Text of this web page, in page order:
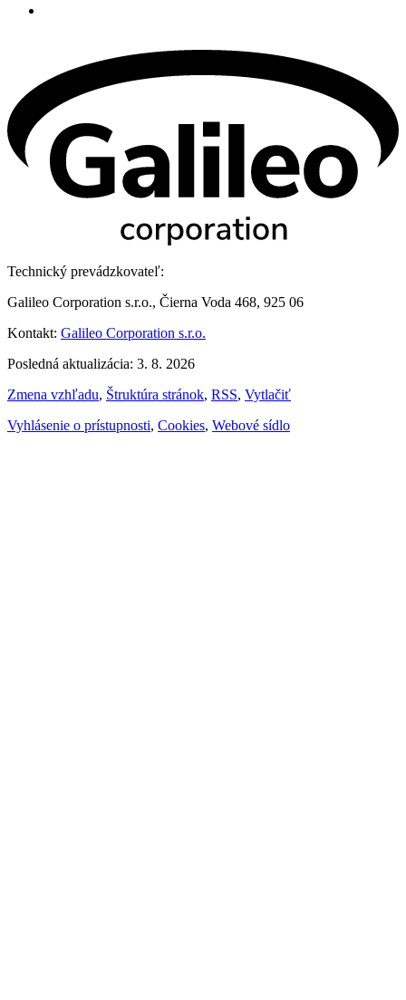
Technický prevádzkovateľ:
Galileo Corporation s.r.o., Čierna Voda 468, 925 06
Kontakt: Galileo Corporation s.r.o.
Posledná aktualizácia: 3. 8. 2026
Zmena vzhľadu, Štruktúra stránok, RSS, Vytlačiť
Vyhlásenie o prístupnosti, Cookies, Webové sídlo